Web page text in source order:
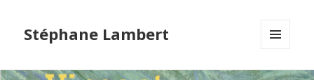
Stéphane Lambert